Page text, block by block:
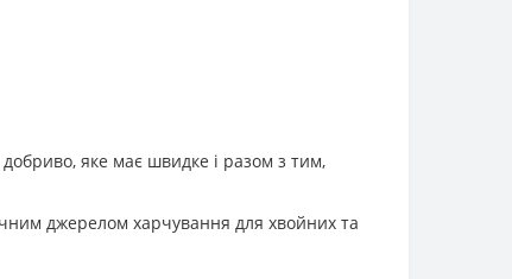
яке має швидке і разом з тим,
джерелом харчування для хвойних та